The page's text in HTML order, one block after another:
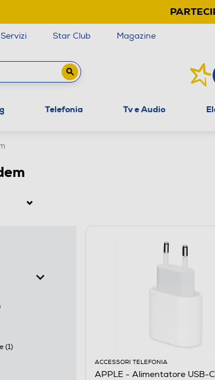
Servizi Star Club Magazine
Telefonia Tv e Audio
Telefonia
(1)
SmartphoneACCESSORI TELEFONIA
APPLE - Alimentatore USB-